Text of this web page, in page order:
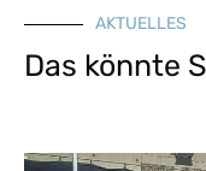
AKTUELLES
Das könnte